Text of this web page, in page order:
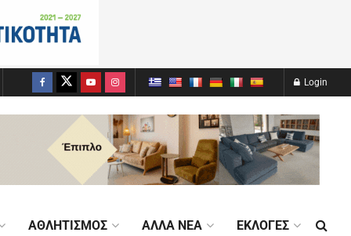
Login
ΑΘΛΗΤΙΣΜΌΣ ΆΛΛΑ ΝΈΑ ΕΚΛΟΓΈΣ